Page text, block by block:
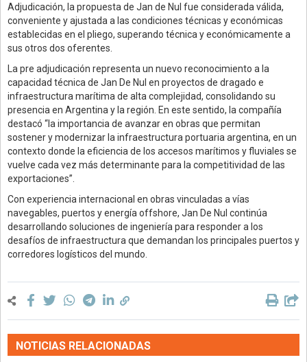
Adjudicación, la propuesta de Jan de Nul fue considerada válida,
conveniente y ajustada a las condiciones técnicas y económicas
establecidas en el pliego, superando técnica y económicamente a
sus otros dos oferentes.
La pre adjudicación representa un nuevo reconocimiento a la
capacidad técnica de Jan De Nul en proyectos de dragado e
infraestructura marítima de alta complejidad, consolidando su
presencia en Argentina y la región. En este sentido, la compañía
destacó “la importancia de avanzar en obras que permitan
sostener y modernizar la infraestructura portuaria argentina, en un
contexto donde la eficiencia de los accesos marítimos y fluviales se
vuelve cada vez más determinante para la competitividad de las
exportaciones”.
Con experiencia internacional en obras vinculadas a vías
navegables, puertos y energía offshore, Jan De Nul continúa
desarrollando soluciones de ingeniería para responder a los
desafíos de infraestructura que demandan los principales puertos y
corredores logísticos del mundo.
NOTICIAS RELACIONADAS